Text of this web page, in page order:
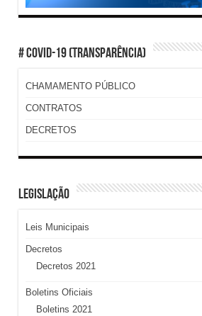
# COVID-19 (TRANSPARÊNCIA)
CHAMAMENTO PÚBLICO
CONTRATOS
DECRETOS
LEGISLAÇÃO
Leis Municipais
Decretos
Decretos 2021
Boletins Oficiais
Boletins 2021